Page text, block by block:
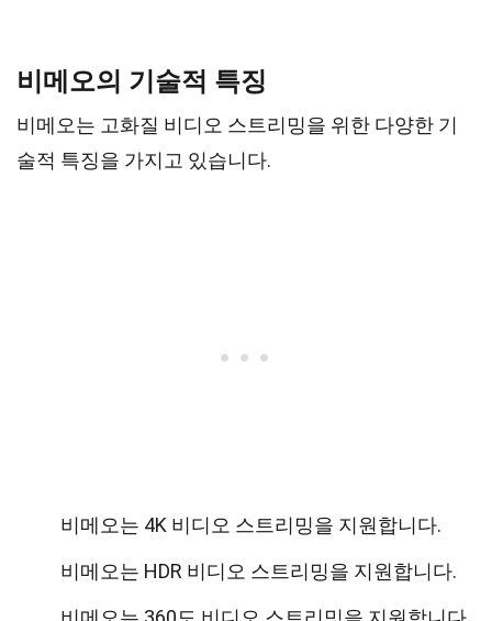
비메오의 기술적 특징
비메오는 고화질 비디오 스트리밍을 위한 다양한 기
술적 특징을 가지고 있습니다.
비메오는 4K 비디오 스트리밍을 지원합니다.
비메오는 HDR 비디오 스트리밍을 지원합니다.